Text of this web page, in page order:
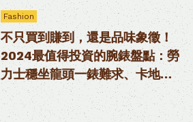
Fashion
不只買到賺到，還是品味象徵！
2024最值得投資的腕錶盤點：勞
力士穩坐龍頭一錶難求、卡地亞
「這款」錶連Jisoo都愛